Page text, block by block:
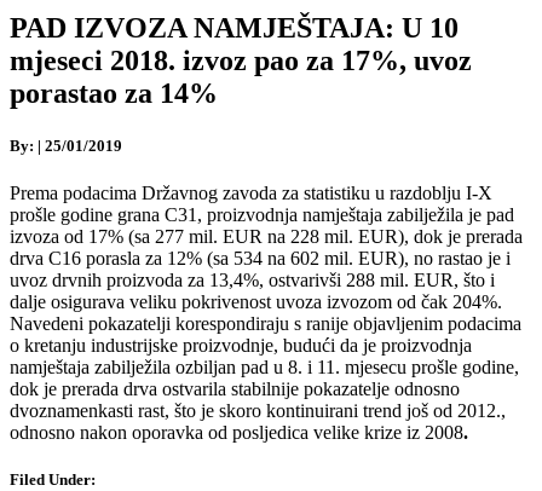
PAD IZVOZA NAMJEŠTAJA: U 10
mjeseci 2018. izvoz pao za 17%, uvoz
porastao za 14%
By: | 25/01/2019
Prema podacima Državnog zavoda za statistiku u razdoblju I-X
prošle godine grana C31, proizvodnja namještaja zabilježila je pad
izvoza od 17% (sa 277 mil. EUR na 228 mil. EUR), dok je prerada
drva C16 porasla za 12% (sa 534 na 602 mil. EUR), no rastao je i
uvoz drvnih proizvoda za 13,4%, ostvarivši 288 mil. EUR, što i
dalje osigurava veliku pokrivenost uvoza izvozom od čak 204%.
Navedeni pokazatelji korespondiraju s ranije objavljenim podacima
o kretanju industrijske proizvodnje, budući da je proizvodnja
namještaja zabilježila ozbiljan pad u 8. i 11. mjesecu prošle godine,
dok je prerada drva ostvarila stabilnije pokazatelje odnosno
dvoznamenkasti rast, što je skoro kontinuirani trend još od 2012.,
odnosno nakon oporavka od posljedica velike krize iz 2008.
Filed Under: